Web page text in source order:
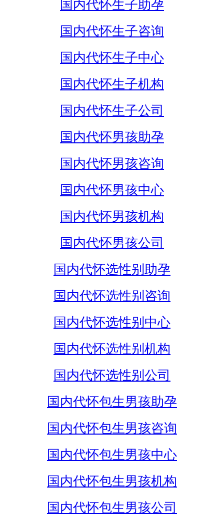
国内代怀生子助孕
国内代怀生子咨询
国内代怀生子中心
国内代怀生子机构
国内代怀生子公司
国内代怀男孩助孕
国内代怀男孩咨询
国内代怀男孩中心
国内代怀男孩机构
国内代怀男孩公司
国内代怀选性别助孕
国内代怀选性别咨询
国内代怀选性别中心
国内代怀选性别机构
国内代怀选性别公司
国内代怀包生男孩助孕
国内代怀包生男孩咨询
国内代怀包生男孩中心
国内代怀包生男孩机构
国内代怀包生男孩公司